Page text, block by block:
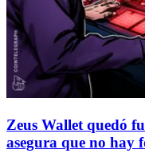
Zeus Wallet quedó
asegura que no hay